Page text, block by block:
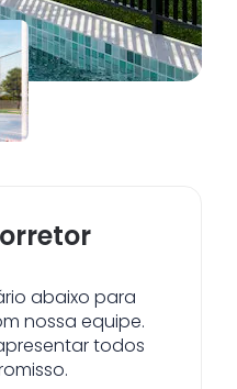
abaixo para
nossa equipe.
todos